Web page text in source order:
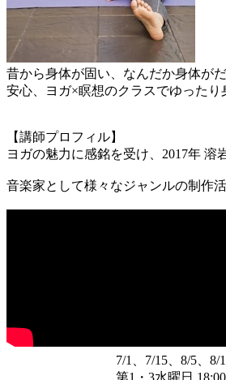
昔から身体が固い、なんだか身体が
安心、ヨガ×瞑想のクラスでゆったり
【講師プロフィル】
ヨガの魅力に感銘を受け、2017年
音楽家として様々なジャンルの制作
7/1、7/15、8/5、8/
第1・3水曜日